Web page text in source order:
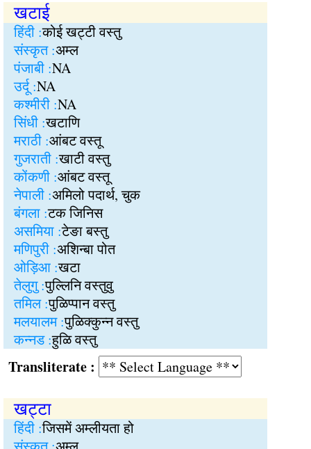
खटाई
हिंदी :कोई खट्टी वस्तु
संस्कृत :अम्ल
पंजाबी :NA
उर्दू :NA
कश्मीरी :NA
सिंधी :खटाणि
मराठी :आंबट वस्तू
गुजराती :खाटी वस्तु
कोंकणी :आंबट वस्तू
नेपाली :अमिलो पदार्थ, चुक
बंगला :टक जिनिस
असमिया :टेङा बस्तु
मणिपुरी :अशिन्बा पोत
ओड़िआ :खटा
तेलुगु :पुल्लिनि वस्तुवु
तमिल :पुळिप्पान वस्तु
मलयालम :पुळिक्कुन्न वस्तु
कन्नड :हुळि वस्तु
:
खट्टा
हिंदी :जिसमें अम्लीयता हो